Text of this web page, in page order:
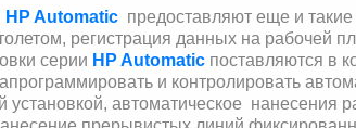
HP Automatic предоставляют еще и
регистрация данных на рабочей
серии HP Automatic поставляются в
и контролировать
автоматическое нанесения